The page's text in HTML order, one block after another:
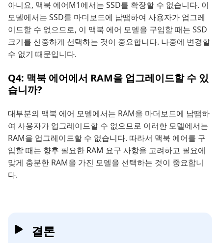
아니요, 맥북 에어M1에서는 SSD를 확장할 수 없습니다. 이
모델에서는 SSD를 마더보드에 납땜하여 사용자가 업그레
이드할 수 없으므로, 이 맥북 에어 모델을 구입할 때는 SSD
크기를 신중하게 선택하는 것이 중요합니다. 나중에 변경할
수 없기 때문입니다.
Q4: 맥북 에어에서 RAM을 업그레이드할 수 있
습니까?
대부분의 맥북 에어 모델에서는 RAM을 마더보드에 납땜하
여 사용자가 업그레이드할 수 없으므로 이러한 모델에서는
RAM을 업그레이드할 수 없습니다. 따라서 맥북 에어를 구
입할 때는 향후 필요한 RAM 요구 사항을 고려하고 필요에
맞게 충분한 RAM을 가진 모델을 선택하는 것이 중요합니
다.
결론